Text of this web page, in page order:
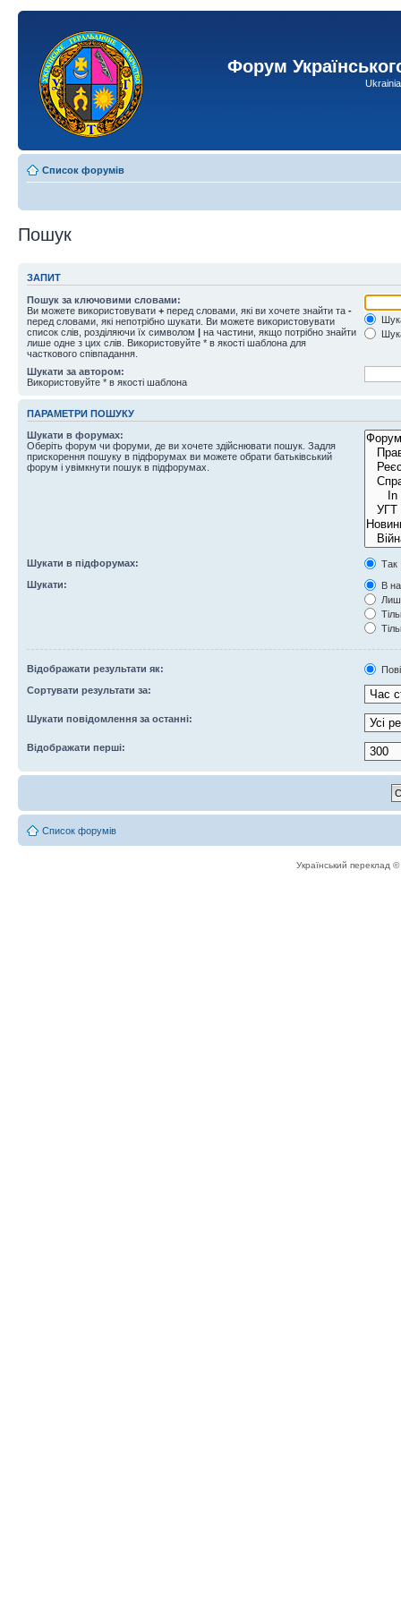
Форум
Список форумів
Пошук
ЗАПИТ
Пошук за ключовими словами:
Ви можете використовувати + перед словами, які ви хочете знайти та -
перед словами, які непотрібно шукати. Ви можете використовувати
список слів, розділяючи їх символом | на частини, якщо потрібно знайти
лише одне з цих слів. Використовуйте * в якості шаблона для
часткового співпадання.
Шукати за автором:
Використовуйте * в якості шаблона
ПАРАМЕТРИ ПОШУКУ
Шукати в форумах:
Оберіть форум чи форуми, де ви хочете здійснювати пошук. Задля
прискорення пошуку в підфорумах ви можете обрати батьківський
форум і увімкнути пошук в підфорумах.
Шукати в підфорумах:
Так
Шукати:
В
Відображати результати як:
Сортувати результати за:
Шукати повідомлення за останні:
Відображати перші:
Список форумів
Український переклад